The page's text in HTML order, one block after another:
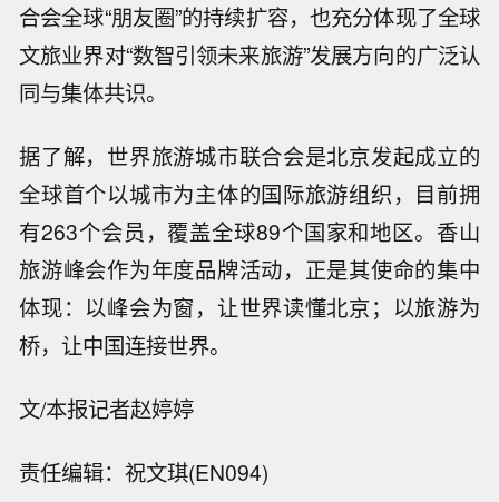
合会全球“朋友圈”的持续扩容，也充分体现了全球
文旅业界对“数智引领未来旅游”发展方向的广泛认
同与集体共识。
据了解，世界旅游城市联合会是北京发起成立的
全球首个以城市为主体的国际旅游组织，目前拥
有263个会员，覆盖全球89个国家和地区。香山
旅游峰会作为年度品牌活动，正是其使命的集中
体现：以峰会为窗，让世界读懂北京；以旅游为
桥，让中国连接世界。
文/本报记者赵婷婷
责任编辑：祝文琪(EN094)